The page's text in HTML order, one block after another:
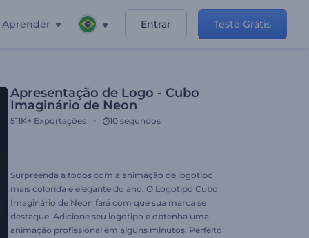
Aprender Entrar Teste Grátis
Apresentação de Logo - Cubo
Imaginário de Neon
511K+ Exportações 10 segundos
Surpreenda a todos com a animação de logotipo
mais colorida e elegante do ano. O Logotipo Cubo
Imaginário de Neon fará com que sua marca se
destaque. Adicione seu logotipo e obtenha uma
animação profissional em alguns minutos. Perfeito